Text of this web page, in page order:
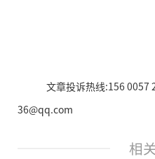
文章投诉热线:156 0057
36@qq.com
相